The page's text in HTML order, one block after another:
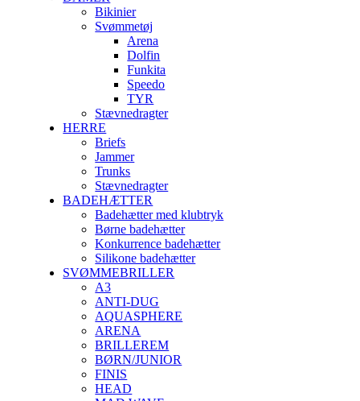
Bikinier
Svømmetøj
Arena
Dolfin
Funkita
Speedo
TYR
Stævnedragter
HERRE
Briefs
Jammer
Trunks
Stævnedragter
BADEHÆTTER
Badehætter med klubtryk
Børne badehætter
Konkurrence badehætter
Silikone badehætter
SVØMMEBRILLER
A3
ANTI-DUG
AQUASPHERE
ARENA
BRILLEREM
BØRN/JUNIOR
FINIS
HEAD